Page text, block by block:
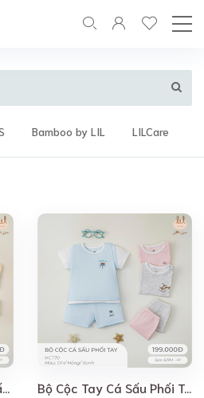
Bamboo by LIL LILCare
Bộ Cộc Tay Cá Sấu Phối Tay Lil Little Love [ Siêu Mềm,...